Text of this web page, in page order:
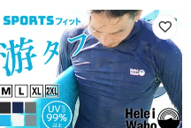
感 無地 黒 ヨガ ウェア 仕事 動き
やすい